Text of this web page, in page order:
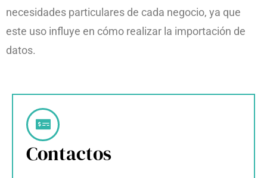
necesidades particulares de cada negocio, ya que
este uso influye en cómo realizar la importación de
datos.
Contactos